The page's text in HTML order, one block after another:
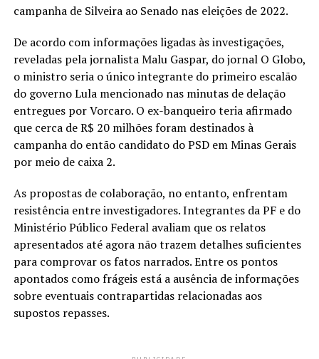
campanha de Silveira ao Senado nas eleições de 2022.
De acordo com informações ligadas às investigações,
reveladas pela jornalista Malu Gaspar, do jornal O Globo,
o ministro seria o único integrante do primeiro escalão
do governo Lula mencionado nas minutas de delação
entregues por Vorcaro. O ex-banqueiro teria afirmado
que cerca de R$ 20 milhões foram destinados à
campanha do então candidato do PSD em Minas Gerais
por meio de caixa 2.
As propostas de colaboração, no entanto, enfrentam
resistência entre investigadores. Integrantes da PF e do
Ministério Público Federal avaliam que os relatos
apresentados até agora não trazem detalhes suficientes
para comprovar os fatos narrados. Entre os pontos
apontados como frágeis está a ausência de informações
sobre eventuais contrapartidas relacionadas aos
supostos repasses.